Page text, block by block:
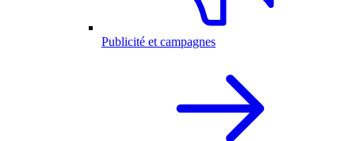
Publicité et campagnes